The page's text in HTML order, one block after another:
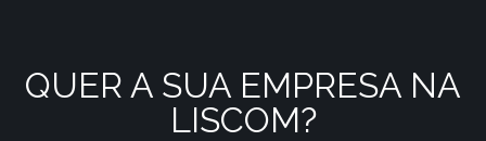
QUER A SUA EMPRESA NA
LISCOM?